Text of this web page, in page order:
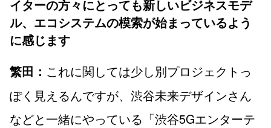
イターの方々にとっても新しいビジネスモデ
ル、エコシステムの模索が始まっているよう
に感じます
繁田： これに関しては少し別プロジェクトっ
ぽく見えるんですが、渋谷未来デザインさん
などと一緒にやっている「渋谷5Gエンターテ